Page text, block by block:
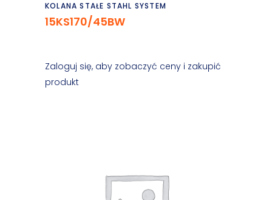
KOLANA STAŁE STAHL SYSTEM
15KS170/45BW
Zaloguj się, aby zobaczyć ceny i zakupić
produkt